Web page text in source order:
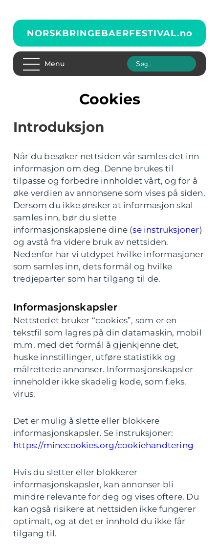
NORSKBRINGEBAERFESTIVAL.no
Menu
Cookies
Introduksjon
Når du besøker nettsiden vår samles det inn
informasjon om deg. Denne brukes til
tilpasse og forbedre innholdet vårt, og for å
øke verdien av annonsene som vises på siden.
Dersom du ikke ønsker at informasjon skal
samles inn, bør du slette
informasjonskapslene dine (se instruksjoner)
og avstå fra videre bruk av nettsiden.
Nedenfor har vi utdypet hvilke informasjoner
som samles inn, dets formål og hvilke
tredjeparter som har tilgang til de.
Informasjonskapsler
Nettstedet bruker “cookies”, som er en
tekstfil som lagres på din datamaskin, mobil
m.m. med det formål å gjenkjenne det,
huske innstillinger, utføre statistikk og
målrettede annonser. Informasjonskapsler
inneholder ikke skadelig kode, som f.eks.
virus.
Det er mulig å slette eller blokkere
informasjonskapsler. Se instruksjoner:
https://minecookies.org/cookiehandtering
Hvis du sletter eller blokkerer
informasjonskapsler, kan annonser bli
mindre relevante for deg og vises oftere. Du
kan også risikere at nettsiden ikke fungerer
optimalt, og at det er innhold du ikke får
tilgang til.